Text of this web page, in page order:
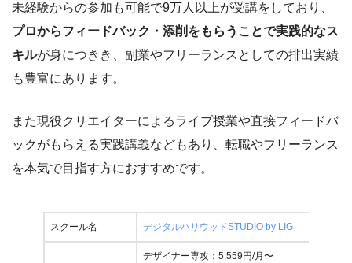
未経験からの参加も可能で9万人以上が受講をしており、
プロからフィードバック・添削をもらうことで実践的なス
キルが身につきき、副業やフリーランスとしての排出実績
も豊富にあります。
また現役クリエイターによるライブ授業や直接フィードバ
ックがもらえる実践講義などもあり、転職やフリーランス
を本気で目指す方におすすめです。
スクール名 デジタルハリウッドSTUDIO by LIG
デザイナー専攻：5,559円/月〜